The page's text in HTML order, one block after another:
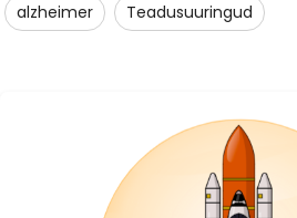
alzheimer Teadusuuringud